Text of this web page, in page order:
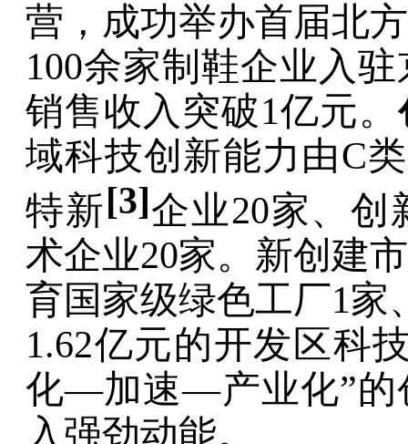
营， 成功举办首届北
100余家制鞋企业入
销售收入突破1亿元。
域科技创新能力由C
特新[3]企业20家、创
术企业20家。新创建
育国家级绿色工厂1家
1.62亿元的开发区科
化—加速—产业化”的
入强劲动能。